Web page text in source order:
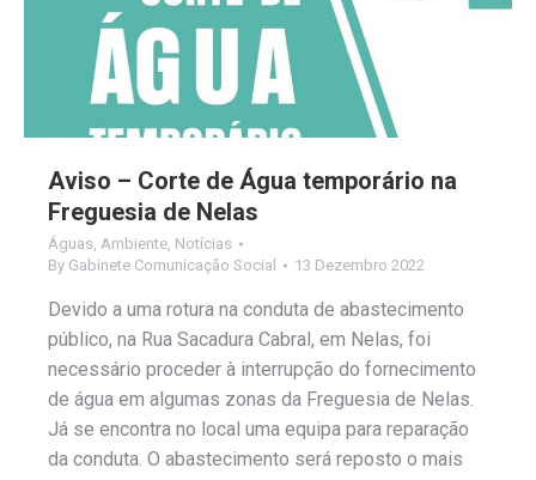
Aviso – Corte de Água temporário na
Freguesia de Nelas
Águas, Ambiente, Notícias
By Gabinete Comunicação Social 13 Dezembro 2022
Devido a uma rotura na conduta de abastecimento
público, na Rua Sacadura Cabral, em Nelas, foi
necessário proceder à interrupção do fornecimento
de água em algumas zonas da Freguesia de Nelas.
Já se encontra no local uma equipa para reparação
da conduta. O abastecimento será reposto o mais